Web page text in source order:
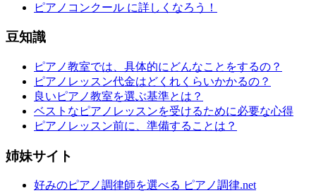
ピアノコンクール に詳しくなろう！
豆知識
ピアノ教室では、具体的にどんなことをするの？
ピアノレッスン代金はどくれくらいかかるの？
良いピアノ教室を選ぶ基準とは？
ベストなピアノレッスンを受けるために必要な心得
ピアノレッスン前に、準備することは？
姉妹サイト
好みのピアノ調律師を選べる ピアノ調律.net